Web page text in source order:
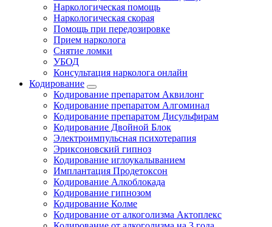
Наркологическая помощь
Наркологическая скорая
Помощь при передозировке
Прием нарколога
Снятие ломки
УБОД
Консультация нарколога онлайн
Кодирование
Кодирование препаратом Аквилонг
Кодирование препаратом Алгоминал
Кодирование препаратом Дисульфирам
Кодирование Двойной Блок
Электроимпульсная психотерапия
Эриксоновский гипноз
Кодирование иглоукалыванием
Имплантация Продетоксон
Кодирование Алкоблокада
Кодирование гипнозом
Кодирование Колме
Кодирование от алкоголизма Актоплекс